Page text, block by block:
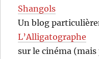
Shangols
Un blog
L’Alligatographe
sur le cinéma